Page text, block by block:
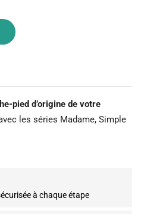
pied d’origine de votre
les séries Madame, Simple
à chaque étape